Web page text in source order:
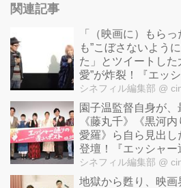
関連記事
「（映画に）もら
も”こぼさないよう
た」とツイートした
愛”が炸裂！『エッ
ト』トークイベント
シネフィル編集部 @
園子温監督自身が、
《藤丸千》《黒河
愛羅》ら自ら見出し
登壇！『エッシャー
ジャパンプレミア！
シネフィル編集部 @
地獄から甦り、映